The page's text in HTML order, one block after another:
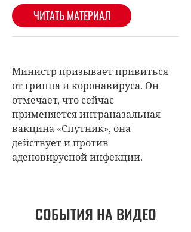
Министр призывает привиться
от гриппа и коронавируса. Он
отмечает, что сейчас
применяется интраназальная
вакцина «Спутник», она
действует и против
аденовирусной инфекции.
СОБЫТИЯ НА ВИДЕО